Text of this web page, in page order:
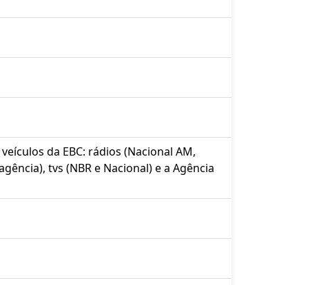
da EBC: rádios (Nacional AM,
tvs (NBR e Nacional) e a Agência